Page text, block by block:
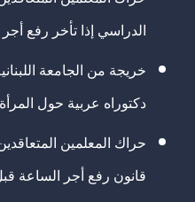
الدراسي إذا تأخر رفع
خريجة من الجامعة
دكتوراه عربية حول المرأة
حراك المعلمين
قانون رفع أجر الساعة